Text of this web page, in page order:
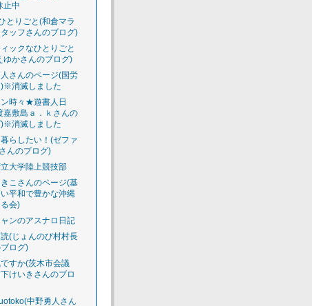
止中
とりごと(和倉マラ
ッフさんのブログ)
ックなひとりごと
ゆかさんのブログ)
さんのページ(国労
)※消滅しました
時々★遊書人日
敷島ａ．ｋさんの
)※消滅しました
らしたい！(ゼファ
んのプログ)
大学陸上競技部
こさんのページ(基
平和で豊かな沖縄
会)
ンのアスナロ日記
(じょんのび村村長
ログ)
すか(茨木市会議
けいきさんのブロ
中野勇人さん